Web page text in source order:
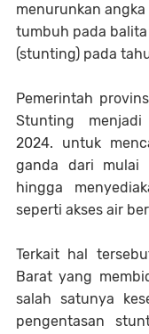
menurunkan
tumbuh pada
(stunting) pada
Pemerintah
Stunting
2024. untuk
ganda dari mulai
hingga
seperti akses air
Terkait hal
Barat yang
salah satunya
pengentasan